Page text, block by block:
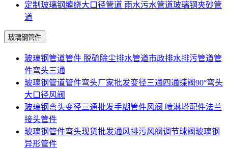
定制玻璃钢缠绕大口径管道 雨水污水管道玻璃钢夹砂管
道
玻璃钢管件
玻璃钢管道管件 脱硫除尘排水管道市政排水排污管道管
件弯头三通
玻璃钢管道管件弯头厂家批发变径三通四通蝶阀90°弯头
大口径风阀
玻璃钢弯头变径三通批发手糊管件风阀 喷淋塔配件法兰
接头管件
玻璃钢管件弯头现货批发通风排污风阀调节球阀玻璃钢
异形管件